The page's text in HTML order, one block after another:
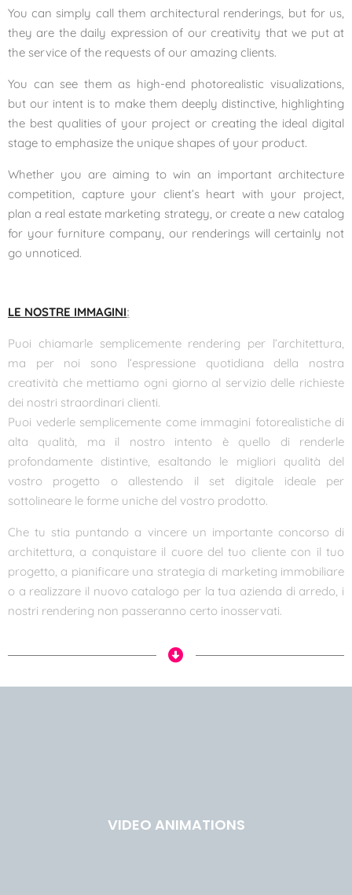
You can simply call them architectural renderings, but for us,
they are the daily expression of our creativity that we put at
the service of the requests of our amazing clients.
You can see them as high-end photorealistic visualizations,
but our intent is to make them deeply distinctive, highlighting
the best qualities of your project or creating the ideal digital
stage to emphasize the unique shapes of your product.
Whether you are aiming to win an important architecture
competition, capture your client’s heart with your project,
plan a real estate marketing strategy, or create a new catalog
for your furniture company, our renderings will certainly not
go unnoticed.
LE NOSTRE IMMAGINI:
Puoi chiamarle semplicemente rendering per l’architettura,
ma per noi sono l’espressione quotidiana della nostra
creatività che mettiamo ogni giorno al servizio delle richieste
dei nostri straordinari clienti.
Puoi vederle semplicemente come immagini fotorealistiche di
alta qualità, ma il nostro intento è quello di renderle
profondamente distintive, esaltando le migliori qualità del
vostro progetto o allestendo il set digitale ideale per
sottolineare le forme uniche del vostro prodotto.
Che tu stia puntando a vincere un importante concorso di
architettura, a conquistare il cuore del tuo cliente con il tuo
progetto, a pianificare una strategia di marketing immobiliare
o a realizzare il nuovo catalogo per la tua azienda di arredo, i
nostri rendering non passeranno certo inosservati.
VIDEO ANIMATIONS